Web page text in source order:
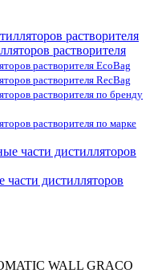
растворителя
растворителя EcoBag
растворителя RecBag
растворителя по бренду
растворителя по марке
части дистилляторов
WALL GRACO